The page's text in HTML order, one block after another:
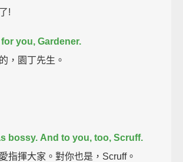
!
you, Gardener.
，園丁先生。
bossy. And to you, too, Scruff.
指揮大家。對你也是，Scruff。